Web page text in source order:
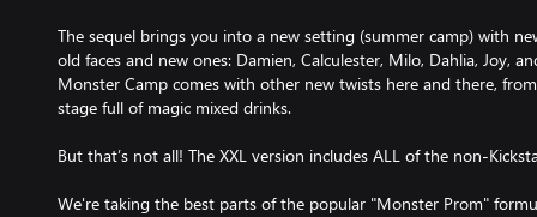
The sequel brings you into a new setting (summer camp) with
old faces and new ones: Damien, Calculester, Milo, Dahlia, Joy,
Monster Camp comes with other new twists here and there,
stage full of magic mixed drinks.
But that’s not all! The XXL version includes ALL of the non-
We're taking the best parts of the popular "Monster Prom"